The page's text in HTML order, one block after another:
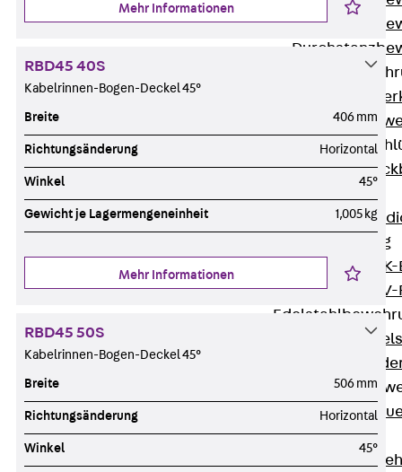
Zurück
GFK-Bewehrung
Zurück
FIBERNOX® V-
Zurück
GRIPRIP®
Mehr Informationen
RBD45 40S
Kabelrinnen-Bogen-Deckel 45°
Breite 406 mm
Richtungsänderung Horizontal
Winkel 45°
Gewicht je Lagermengeneinheit 1,005 kg
Mehr Informationen
RBD45 50S
Kabelrinnen-Bogen-Deckel 45°
Breite 506 mm
Richtungsänderung Horizontal
Winkel 45°